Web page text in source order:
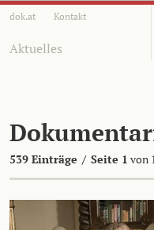
dok.at Kontakt
Aktuelles
539 Einträge / Seite 1 von